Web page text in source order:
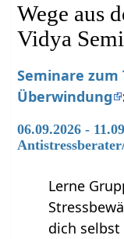
Wege aus
Vidya
Seminare zum
Überwindung
06.09.2026 -
Lerne
dich